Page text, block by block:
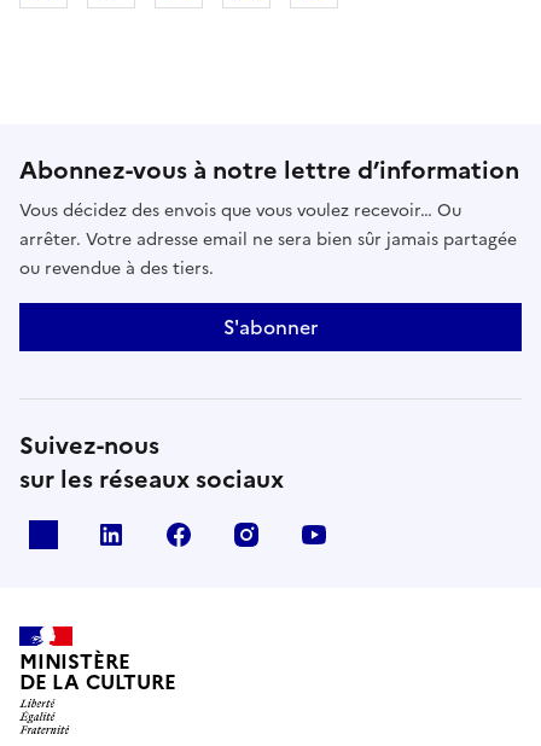
Abonnez-vous à notre lettre d’information
Vous décidez des envois que vous voulez recevoir… Ou
arrêter. Votre adresse email ne sera bien sûr jamais partagée
ou revendue à des tiers.
S'abonner
Suivez-nous
sur les réseaux sociaux
linkedin facebook instagram
MINISTÈRE
DE LA CULTURE